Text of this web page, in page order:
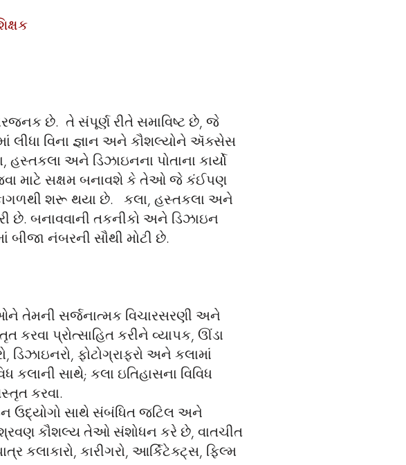
છે. તે સંપૂર્ણ રીતે સમાવિષ્ટ છે, જે
લીધા વિના જ્ઞાન અને કૌશલ્યોને ઍક્સેસ
અને ડિઝાઇનના પોતાના કાર્યો
માટે સક્ષમ બનાવશે કે તેઓ જે કંઈપણ
શરૂ થયા છે. કલા, હસ્તકલા અને
છે. બનાવવાની તકનીકો અને ડિઝાઇન
બીજા નંબરની સૌથી મોટી છે.
તેમની સર્જનાત્મક વિચારસરણી અને
કરવા પ્રોત્સાહિત કરીને વ્યાપક, ઊંડા
ફોટોગ્રાફરો અને કલામાં
સાથે; કલા ઇતિહાસના વિવિધ
કરવા.
ઉદ્યોગો સાથે સંબંધિત જટિલ અને
શ્રવણ કૌશલ્ય તેઓ સંશોધન કરે છે, વાતચીત
કલાકારો, કારીગરો, આર્કિટેક્ટ્સ, ફિલ્મ